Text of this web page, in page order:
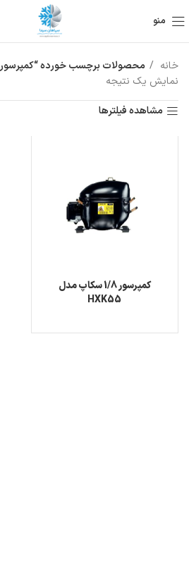
منو
خانه
محصولات برچسب خورده “کمپرسور 1/8 سکاپ HXK 55”
نمایش یک نتیجه
مشاهده فیلترها
کمپرسور 1/8 سکاپ مدل
HXK55